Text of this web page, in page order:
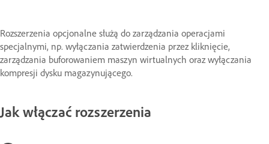
Rozszerzenia opcjonalne służą do zarządzania operacjami
specjalnymi, np. wyłączania zatwierdzenia przez kliknięcie,
zarządzania buforowaniem maszyn wirtualnych oraz wyłączania
kompresji dysku magazynującego.
Jak włączać rozszerzenia